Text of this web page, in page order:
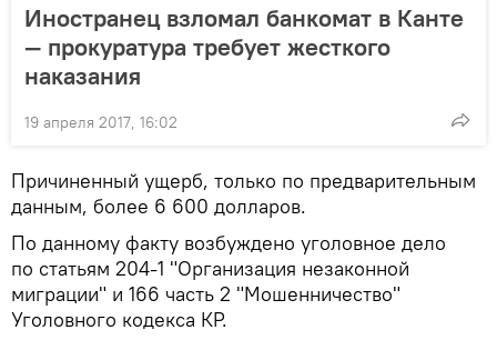
Иностранец взломал банкомат в Канте
— прокуратура требует жесткого
наказания
19 апреля 2017, 16:02
Причиненный ущерб, только по предварительным
данным, более 6 600 долларов.
По данному факту возбуждено уголовное дело
по статьям 204-1 "Организация незаконной
миграции" и 166 часть 2 "Мошенничество"
Уголовного кодекса КР.